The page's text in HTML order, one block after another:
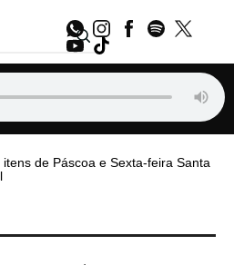
itens de Páscoa e Sexta-feira Santa